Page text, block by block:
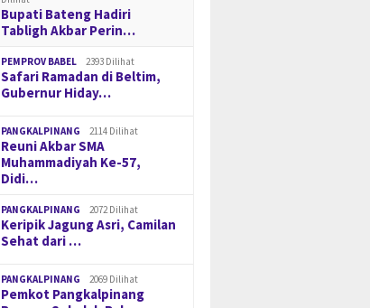
Bupati Bateng Hadiri
Tabligh Akbar Perin…
PEMPROV BABEL 2393 Dilihat
Safari Ramadan di Beltim,
Gubernur Hiday…
PANGKALPINANG 2114 Dilihat
Reuni Akbar SMA
Muhammadiyah Ke-57,
Didi…
PANGKALPINANG 2072 Dilihat
Keripik Jagung Asri, Camilan
Sehat dari …
PANGKALPINANG 2069 Dilihat
Pemkot Pangkalpinang